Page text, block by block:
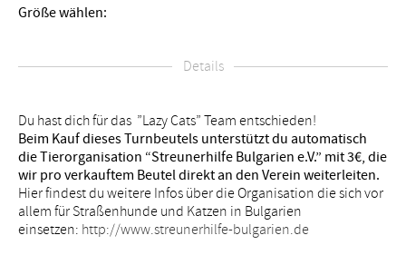
Größe wählen:
Details
Du hast dich für das ”Lazy Cats” Team entschieden!
Beim Kauf dieses Turnbeutels unterstützt du automatisch
die Tierorganisation “Streunerhilfe Bulgarien e.V.” mit 3€, die
wir pro verkauftem Beutel direkt an den Verein weiterleiten.
Hier findest du weitere Infos über die Organisation die sich vor
allem für Straßenhunde und Katzen in Bulgarien
einsetzen: http://www.streunerhilfe-bulgarien.de